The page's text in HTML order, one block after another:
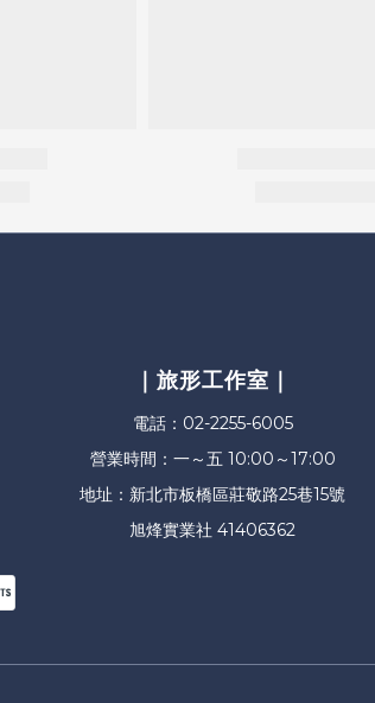
｜旅形工作室｜
電話：02-2255-6005
營業時間：一～五 10:00～17:00
地址：新北市板橋區莊敬路25巷15號
旭烽實業社 41406362